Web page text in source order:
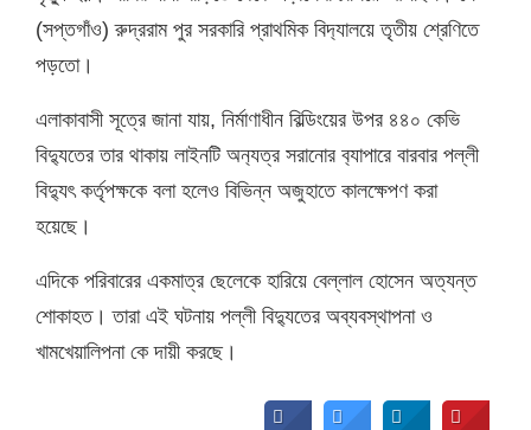
(সপ্তগাঁও) রুদ্ররাম পুর সরকারি প্রাথমিক বিদ‍্যালয়ে তৃতীয় শ্রেণিতে
পড়তো।
এলাকাবাসী সূত্রে জানা যায়, নির্মাণাধীন বিল্ডিংয়ের উপর ৪৪০ কেভি
বিদ্যুতের তার থাকায় লাইনটি অন‍্যত্র সরানোর ব‍্যাপারে বারবার পল্লী
বিদ‍্যুৎ কর্তৃপক্ষকে বলা হলেও বিভিন্ন অজুহাতে কালক্ষেপণ করা
হয়েছে।
এদিকে পরিবারের একমাত্র ছেলেকে হারিয়ে বেল্লাল হোসেন অত্যন্ত
শোকাহত। তারা এই ঘটনায় পল্লী বিদ্যুতের অব্যবস্থাপনা ও
খামখেয়ালিপনা কে দায়ী করছে।